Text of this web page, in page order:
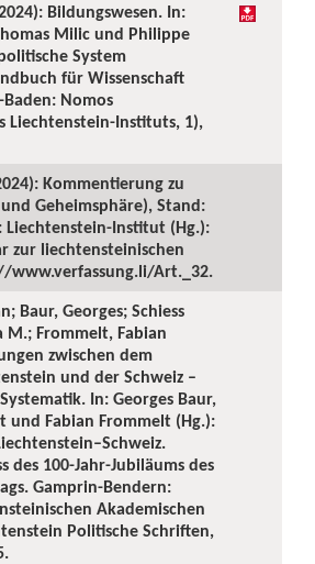
Bildungswesen. In:
Milic und Philippe
System
für Wissenschaft
Nomos
Liechtenstein-Instituts, 1),
Kommentierung zu
Geheimsphäre), Stand:
Liechtenstein-Institut (Hg.):
zur liechtensteinischen
www.verfassung.li/Art._32.
Baur, Georges; Schiess
M.; Frommelt, Fabian
zwischen dem
und der Schweiz –
In: Georges Baur,
und Fabian Frommelt (Hg.):
des 100-Jahr-Jubiläums des
Gamprin-Bendern:
Akademischen
Politische Schriften,